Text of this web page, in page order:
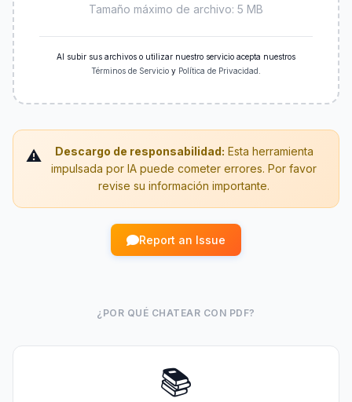
Tamaño máximo de archivo: 5 MB
Al subir sus archivos o utilizar nuestro servicio acepta nuestros
Términos de Servicio y Política de Privacidad
⚠️ Descargo de responsabilidad: Esta herramienta
impulsada por IA puede cometer errores. Por favor
revise su información importante.
Report an Issue
¿POR QUÉ CHATEAR CON PDF?
📚